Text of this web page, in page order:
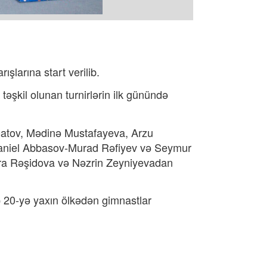
start verilib.
olunan turnirlərin ilk günündə
Mədinə Mustafayeva, Arzu
Abbasov-Murad Rəfiyev və Seymur
Rəşidova və Nəzrin Zeyniyevadan
yə yaxın ölkədən gimnastlar